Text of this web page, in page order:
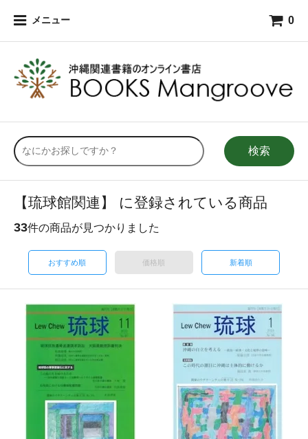
メニュー 0
検索
【琉球館関連】 に登録されている商品
33件の商品が見つかりました
おすすめ順 価格順 新着順